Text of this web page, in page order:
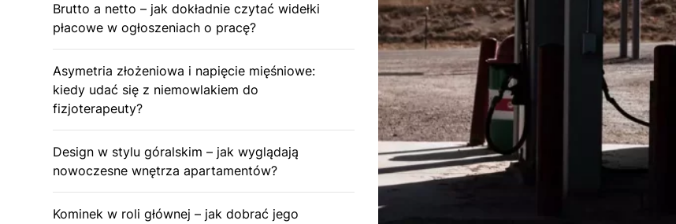
Brutto a netto – jak dokładnie czytać widełki
płacowe w ogłoszeniach o pracę?
Asymetria złożeniowa i napięcie mięśniowe:
kiedy udać się z niemowlakiem do
fizjoterapeuty?
Design w stylu góralskim – jak wyglądają
nowoczesne wnętrza apartamentów?
Kominek w roli głównej – jak dobrać jego